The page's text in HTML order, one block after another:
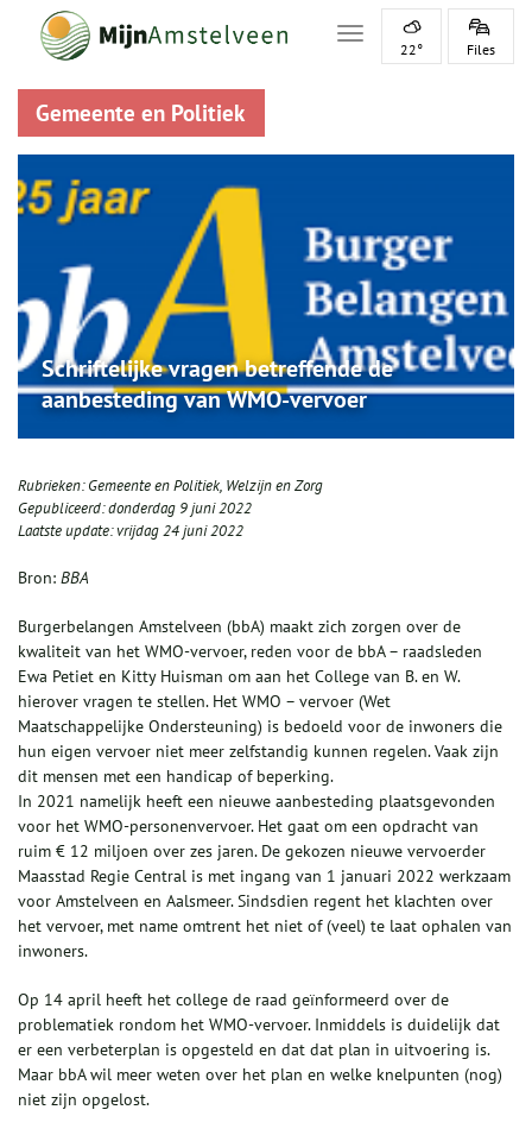
Toggle navigation
22° Files
Gemeente en Politiek
Schriftelijke vragen betreffende de
aanbesteding van WMO-vervoer
Rubrieken:Gemeente en Politiek, Welzijn en Zorg
Gepubliceerd:donderdag 9 juni 2022
Laatste update:vrijdag 24 juni 2022
Bron: BBA
Burgerbelangen Amstelveen (bbA) maakt zich zorgen over de
kwaliteit van het WMO-vervoer, reden voor de bbA – raadsleden
Ewa Petiet en Kitty Huisman om aan het College van B. en W.
hierover vragen te stellen. Het WMO – vervoer (Wet
Maatschappelijke Ondersteuning) is bedoeld voor de inwoners die
hun eigen vervoer niet meer zelfstandig kunnen regelen. Vaak zijn
dit mensen met een handicap of beperking.
In 2021 namelijk heeft een nieuwe aanbesteding plaatsgevonden
voor het WMO-personenvervoer. Het gaat om een opdracht van
ruim € 12 miljoen over zes jaren. De gekozen nieuwe vervoerder
Maasstad Regie Central is met ingang van 1 januari 2022 werkzaam
voor Amstelveen en Aalsmeer. Sindsdien regent het klachten over
het vervoer, met name omtrent het niet of (veel) te laat ophalen van
inwoners.
Op 14 april heeft het college de raad geïnformeerd over de
problematiek rondom het WMO-vervoer. Inmiddels is duidelijk dat
er een verbeterplan is opgesteld en dat dat plan in uitvoering is.
Maar bbA wil meer weten over het plan en welke knelpunten (nog)
niet zijn opgelost.